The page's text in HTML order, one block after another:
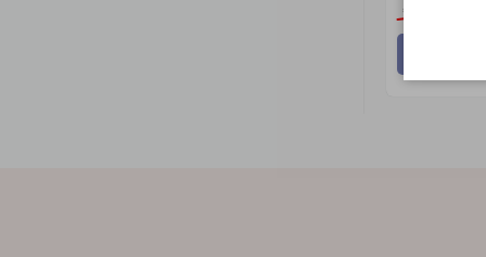
€ 9.80 (19.17